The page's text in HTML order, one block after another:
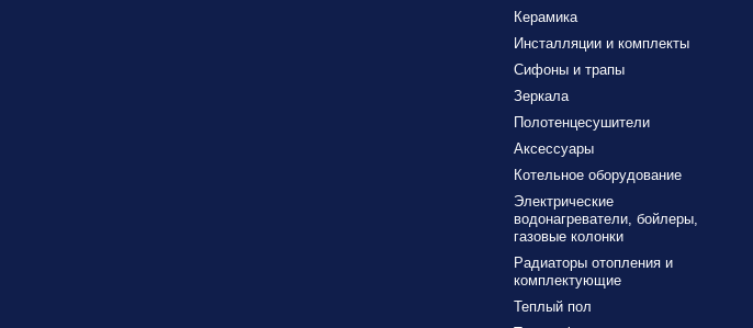
Керамика
Инсталляции и комплекты
Сифоны и трапы
Зеркала
Полотенцесушители
Аксессуары
Котельное оборудование
Электрические
водонагреватели, бойлеры,
газовые колонки
Радиаторы отопления и
комплектующие
Теплый пол